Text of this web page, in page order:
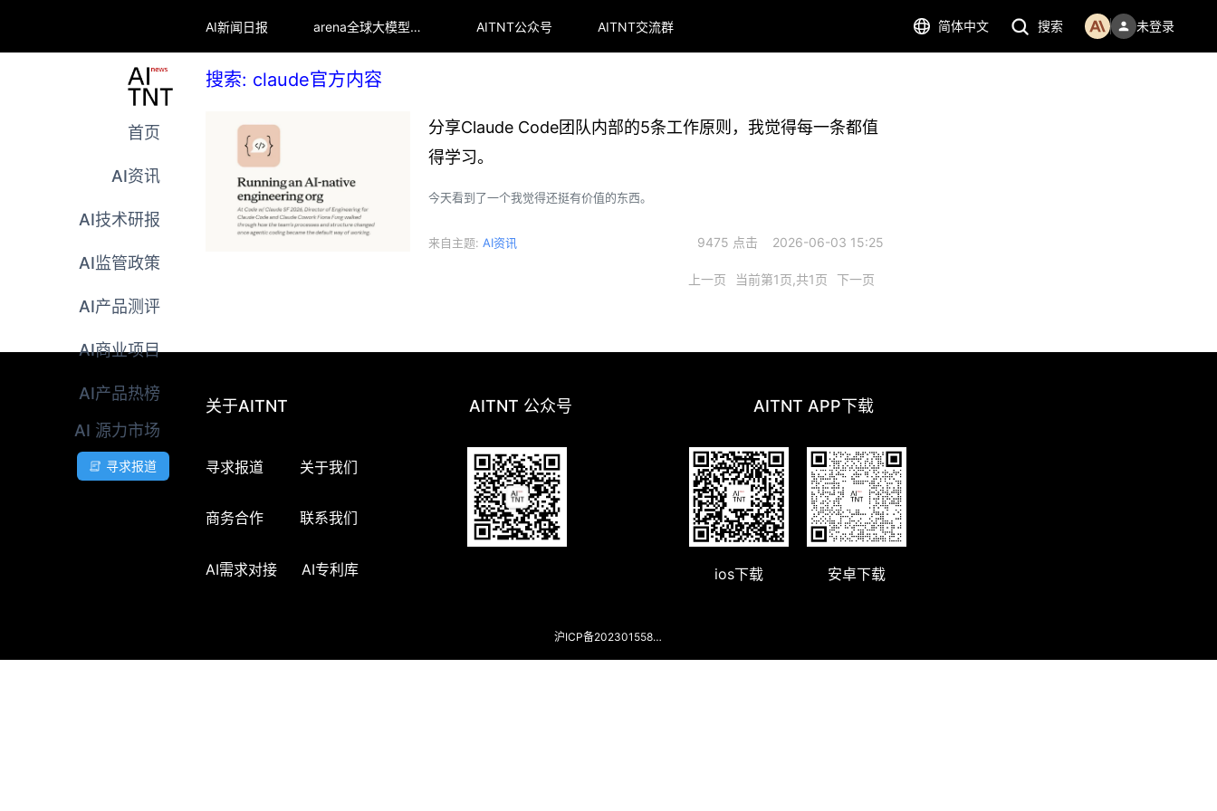
AI新闻日报 arena全球大模型排行榜 AITNT公众号 AITNT交流群 简体中文 搜索 未登录
首页
AI资讯
AI技术研报
AI监管政策
AI产品测评
AI商业项目
AI产品热榜
AI 源力市场
寻求报道
搜索: claude官方内容
分享Claude Code团队内部的5条工作原则，我觉得每一条都值
得学习。
今天看到了一个我觉得还挺有价值的东西。
来自主题: AI资讯 9475 点击 2026-06-03 15:25
上一页 当前第1页,共1页 下一页
关于AITNT AITNT 公众号 AITNT APP下载
寻求报道 关于我们
商务合作 联系我们
AI需求对接 AI专利库 ios下载 安卓下载
沪ICP备2023015588号-2